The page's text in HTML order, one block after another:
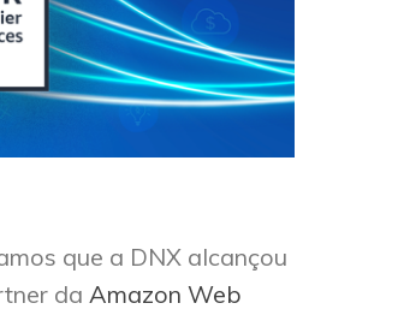
que a DNX alcançou
da Amazon Web